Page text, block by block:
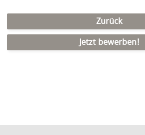
Zurück
Jetzt bewerben!